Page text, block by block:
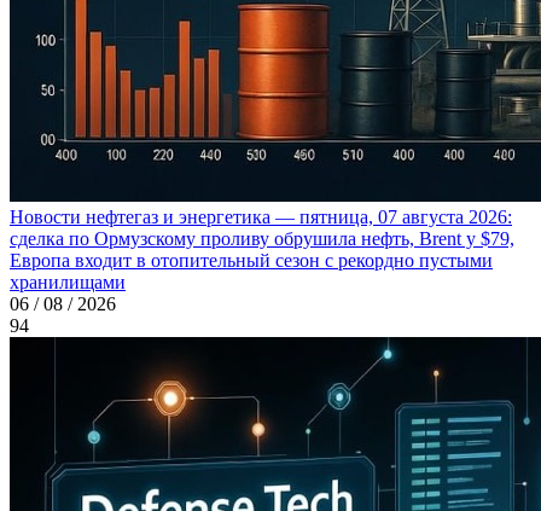
Новости нефтегаз и энергетика — пятница, 07 августа 2026:
сделка по Ормузскому проливу обрушила нефть, Brent у $79,
Европа входит в отопительный сезон с рекордно пустыми
хранилищами
06 / 08 / 2026
94